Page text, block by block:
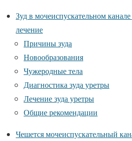
Зуд в мочеиспускательном
лечение
Причины зуда
Новообразования
Чужеродные тела
Диагностика зуда уретры
Лечение зуда уретры
Общие рекомендации
Чешется мочеиспускательный